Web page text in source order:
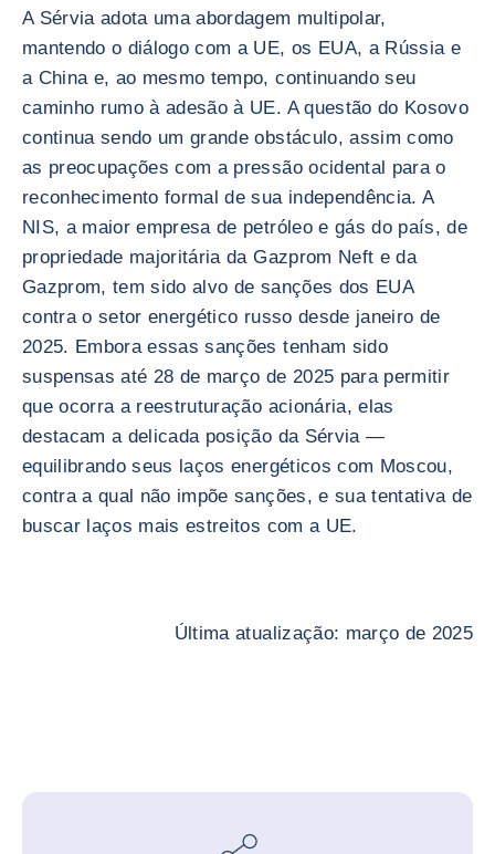
A Sérvia adota uma abordagem multipolar,
mantendo o diálogo com a UE, os EUA, a Rússia e
a China e, ao mesmo tempo, continuando seu
caminho rumo à adesão à UE. A questão do Kosovo
continua sendo um grande obstáculo, assim como
as preocupações com a pressão ocidental para o
reconhecimento formal de sua independência. A
NIS, a maior empresa de petróleo e gás do país, de
propriedade majoritária da Gazprom Neft e da
Gazprom, tem sido alvo de sanções dos EUA
contra o setor energético russo desde janeiro de
2025. Embora essas sanções tenham sido
suspensas até 28 de março de 2025 para permitir
que ocorra a reestruturação acionária, elas
destacam a delicada posição da Sérvia —
equilibrando seus laços energéticos com Moscou,
contra a qual não impõe sanções, e sua tentativa de
buscar laços mais estreitos com a UE.
Última atualização: março de 2025